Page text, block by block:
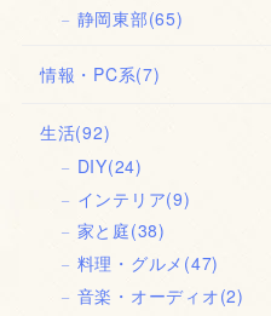
静岡東部(65)
情報・PC系(7)
生活(92)
DIY(24)
インテリア(9)
家と庭(38)
料理・グルメ (47)
音楽・オーディオ(2)